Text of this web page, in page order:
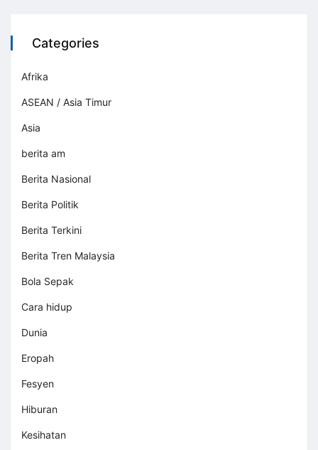
Categories
Afrika
ASEAN / Asia Timur
Asia
berita am
Berita Nasional
Berita Politik
Berita Terkini
Berita Tren Malaysia
Bola Sepak
Cara hidup
Dunia
Eropah
Fesyen
Hiburan
Kesihatan